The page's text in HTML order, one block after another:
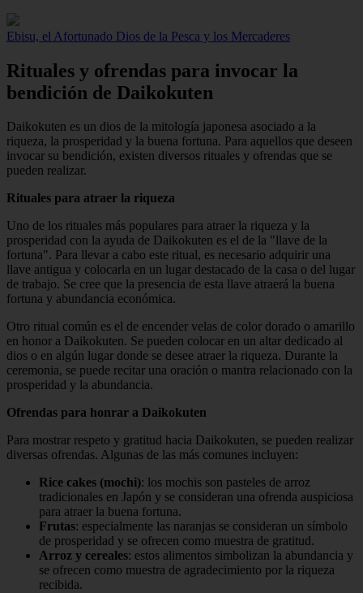
Ebisu, el Afortunado Dios de la Pesca y los Mercaderes
Rituales y ofrendas para invocar la
bendición de Daikokuten
Daikokuten es un dios de la mitología japonesa asociado a la
riqueza, la prosperidad y la buena fortuna. Para aquellos que deseen
invocar su bendición, existen diversos rituales y ofrendas que se
pueden realizar.
Rituales para atraer la riqueza
Uno de los rituales más populares para atraer la riqueza y la
prosperidad con la ayuda de Daikokuten es el de la "llave de la
fortuna". Para llevar a cabo este ritual, es necesario adquirir una
llave antigua y colocarla en un lugar destacado de la casa o del lugar
de trabajo. Se cree que la presencia de esta llave atraerá la buena
fortuna y abundancia económica.
Otro ritual común es el de encender velas de color dorado o amarillo
en honor a Daikokuten. Se pueden colocar en un altar dedicado al
dios o en algún lugar donde se desee atraer la riqueza. Durante la
ceremonia, se puede recitar una oración o mantra relacionado con la
prosperidad y la abundancia.
Ofrendas para honrar a Daikokuten
Para mostrar respeto y gratitud hacia Daikokuten, se pueden realizar
diversas ofrendas. Algunas de las más comunes incluyen:
Rice cakes (mochi): los mochis son pasteles de arroz
tradicionales en Japón y se consideran una ofrenda auspiciosa
para atraer la buena fortuna.
Frutas: especialmente las naranjas se consideran un símbolo
de prosperidad y se ofrecen como muestra de gratitud.
Arroz y cereales: estos alimentos simbolizan la abundancia y
se ofrecen como muestra de agradecimiento por la riqueza
recibida.